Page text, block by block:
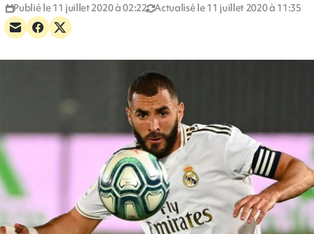
Publié le 11 juillet 2020 à 02:22 Actualisé le 11 juillet 2020 à 11:35